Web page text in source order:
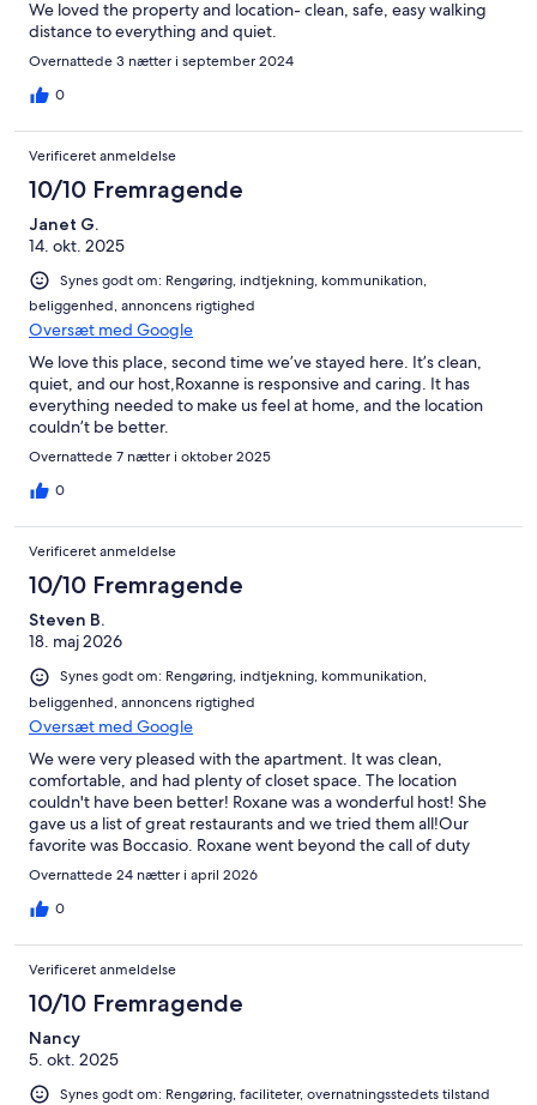
We loved the property and location- clean, safe, easy walking
distance to everything and quiet.
Overnattede 3 nætter i september 2024
0
Verificeret anmeldelse
10/10 Fremragende
Janet G.
14. okt. 2025
Synes godt om: Rengøring, indtjekning, kommunikation,
beliggenhed, annoncens rigtighed
Oversæt med Google
We love this place, second time we’ve stayed here. It’s clean,
quiet, and our host,Roxanne is responsive and caring. It has
everything needed to make us feel at home, and the location
couldn’t be better.
Overnattede 7 nætter i oktober 2025
0
Verificeret anmeldelse
10/10 Fremragende
Steven B.
18. maj 2026
Synes godt om: Rengøring, indtjekning, kommunikation,
beliggenhed, annoncens rigtighed
Oversæt med Google
We were very pleased with the apartment. It was clean,
comfortable, and had plenty of closet space. The location
couldn't have been better! Roxane was a wonderful host! She
gave us a list of great restaurants and we tried them all!Our
favorite was Boccasio. Roxane went beyond the call of duty
trying different ways to ship my wallet that I left behind at the
apartment. I can honestly say that she was more than a host, she
was also a tour guide by giving us schedules of events
Overnattede 24 nætter i april 2026
0
Verificeret anmeldelse
10/10 Fremragende
Nancy
5. okt. 2025
Synes godt om: Rengøring, faciliteter, overnatningsstedets tilstand